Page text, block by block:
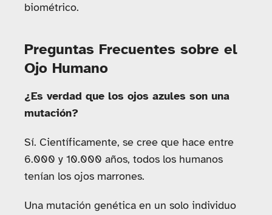
biométrico.
Preguntas Frecuentes sobre el
Ojo Humano
¿Es verdad que los ojos azules son una
mutación?
Sí. Científicamente, se cree que hace entre
6.000 y 10.000 años, todos los humanos
tenían los ojos marrones.
Una mutación genética en un solo individuo